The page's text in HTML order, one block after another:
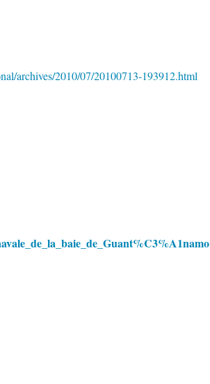
archives/2010/07/20100713-193912.html